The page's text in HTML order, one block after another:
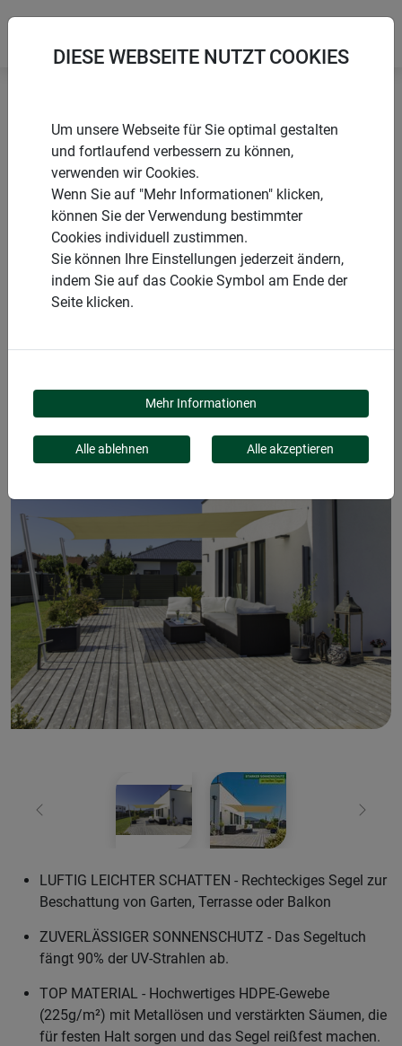
Startseite Sonnensegel Sun Sail CAPRI Rechteck
PRODUKTE
SUN SAIL CAPRI
Zurück Weiter
LUFTIG LEICHTER SCHATTEN - Rechteckiges Segel zur
Beschattung von Garten, Terrasse oder Balkon
ZUVERLÄSSIGER SONNENSCHUTZ - Das Segeltuch
fängt 90% der UV-Strahlen ab.
TOP MATERIAL - Hochwertiges HDPE-Gewebe
(225g/m²) mit Metallösen und verstärkten Säumen, die
für festen Halt sorgen und das Segel reißfest machen.
DIESE WEBSEITE NUTZT COOKIES
Um unsere Webseite für Sie optimal gestalten
und fortlaufend verbessern zu können,
verwenden wir Cookies.
Wenn Sie auf "Mehr Informationen" klicken,
können Sie der Verwendung bestimmter
Cookies individuell zustimmen.
Sie können Ihre Einstellungen jederzeit ändern,
indem Sie auf das Cookie Symbol am Ende der
Seite klicken.
Mehr Informationen
Alle ablehnen Alle akzeptieren